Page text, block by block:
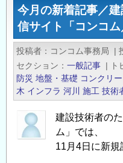
く
ず
今月の新着記事／
信サイト「コンコム
投稿者 コンコム事務局 |
セクション
一般記事 | ト
防災 地盤・基礎 コンクリー
木 インフラ 河川 施工 技術
建設技術者の
ム」では、
11月4日に新規